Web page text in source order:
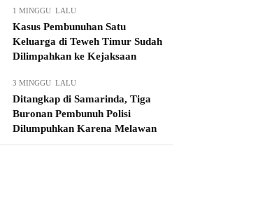
1 MINGGU LALU
Kasus Pembunuhan Satu
Keluarga di Teweh Timur Sudah
Dilimpahkan ke Kejaksaan
3 MINGGU LALU
Ditangkap di Samarinda, Tiga
Buronan Pembunuh Polisi
Dilumpuhkan Karena Melawan